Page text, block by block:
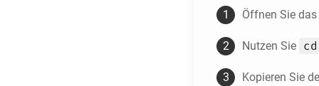
Öffnen Sie
Nutzen Sie cd
Kopieren Sie